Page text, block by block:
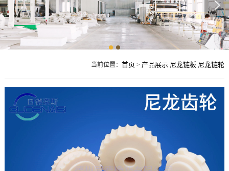
当前位置：首页 > 产品展示 尼龙链板 尼龙链轮